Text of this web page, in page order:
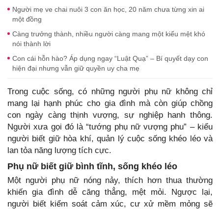
Người mẹ ve chai nuôi 3 con ăn học, 20 năm chưa từng xin ai
một đồng
Càng trưởng thành, nhiều người càng mang một kiểu mệt khó
nói thành lời
Con cái hỗn hào? Áp dụng ngay “Luật Quạ” – Bí quyết dạy con
hiện đại nhưng vẫn giữ quyền uy cha mẹ
Trong cuộc sống, có những người phụ nữ không chỉ
mang lại hạnh phúc cho gia đình mà còn giúp chồng
con ngày càng thịnh vượng, sự nghiệp hanh thông.
Người xưa gọi đó là “tướng phụ nữ vượng phu” – kiểu
người biết giữ hòa khí, quản lý cuộc sống khéo léo và
lan tỏa năng lượng tích cực.
Phụ nữ biết giữ bình tĩnh, sống khéo léo
Một người phụ nữ nóng nảy, thích hơn thua thường
khiến gia đình dễ căng thẳng, mệt mỏi. Ngược lại,
người biết kiểm soát cảm xúc, cư xử mềm mỏng sẽ